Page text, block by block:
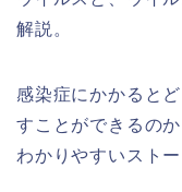
解説。
感染症にかかると
すことができるのか
わかりやすいスト